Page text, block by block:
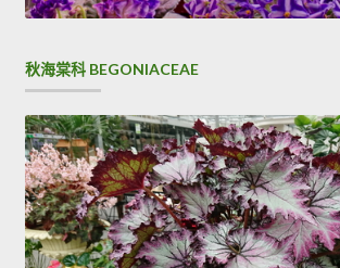
秋海棠科 BEGONIACEAE